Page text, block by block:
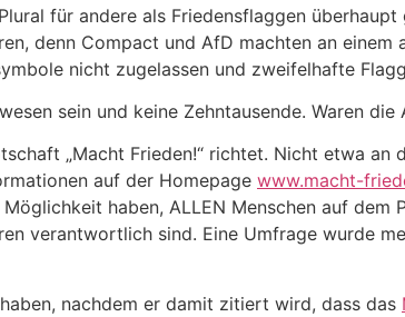
für andere als Friedensflaggen
denn Compact und AfD machten an einem
nicht zugelassen und zweifelhafte
sein und keine Zehntausende. Waren
„Macht Frieden!“ richtet. Nicht etwa an
auf der Homepage www.macht-
haben, ALLEN Menschen auf
verantwortlich sind. Eine Umfrage wurde
nachdem er damit zitiert wird, dass das